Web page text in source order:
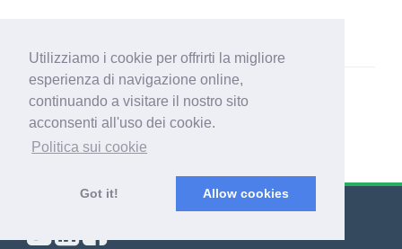
Utilizziamo i cookie per offrirti la migliore
esperienza di navigazione online,
continuando a visitare il nostro sito
acconsenti all'uso dei cookie.
Politica sui cookie
Got it! Allow cookies
© Export Worldwide 2026